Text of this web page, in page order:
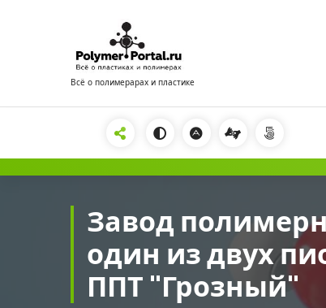
Всё о полимерарах и пластике
Завод
один из двух
ППТ "Грозный"